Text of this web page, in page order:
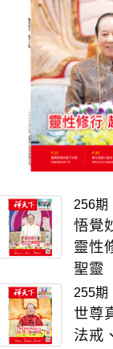
256
悟覺
靈性
聖靈
255
世尊
法戒